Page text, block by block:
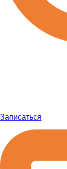
Записаться